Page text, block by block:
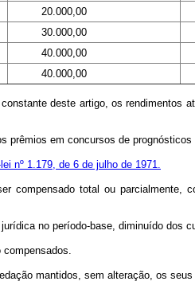
20.000,00
30.000,00
40.000,00
40.000,00
deste artigo, os rendimentos
prêmios em concursos de
nº 1.179, de 6 de julho de 1971.
total ou parcialmente,
no período-base, diminuído dos
compensados.
mantidos, sem alteração, os seus